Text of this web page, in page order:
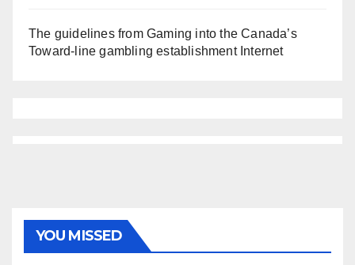
The guidelines from Gaming into the Canada’s
Toward-line gambling establishment Internet
YOU MISSED